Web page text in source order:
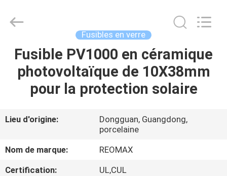
MAISON
PRODUITS
EXPOSITION
VR
Co.,Ltd.
Fusibles en verre
Fusible PV1000 en céramique
photovoltaïque de 10X38mm
pour la protection solaire
Lieu d'origine:
Dongguan, Guangdong,
porcelaine
Nom de marque:
REOMAX
Certification:
UL,CUL